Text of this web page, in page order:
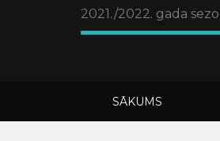
2021./2022. gada
SĀKUMS